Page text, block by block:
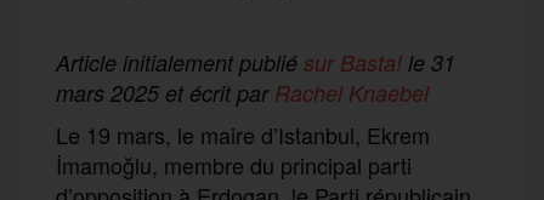
Article initialement publié sur Basta! le 31
mars 2025 et écrit par Rachel Knaebel
Le 19 mars, le maire d’Istanbul, Ekrem
İmamoğlu, membre du principal parti